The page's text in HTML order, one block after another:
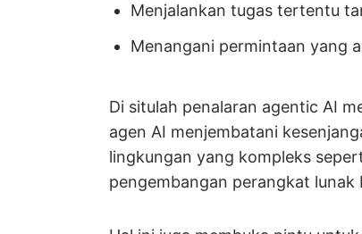
Menjalankan tugas tertentu
Menangani permintaan yang
Di situlah penalaran agentic AI
agen AI menjembatani
lingkungan yang kompleks
pengembangan perangkat lunak